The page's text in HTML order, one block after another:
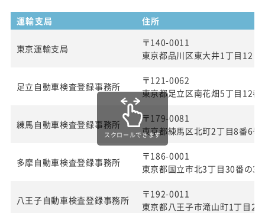
運輸支局 住所
東京運輸支局
〒140-0011
東京都品川区東大井1丁目12
足立自動車検査登録事務所
〒121-0062
東京都足立区南花畑5丁目12番
練馬自動車検査登録事務所
〒179-0081
東京都練馬区北町2丁目8番6号
多摩自動車検査登録事務所
〒186-0001
東京都国立市北3丁目30番の3
八王子自動車検査登録事務所
〒192-0011
東京都八王子市滝山町1丁目
スクロールできます